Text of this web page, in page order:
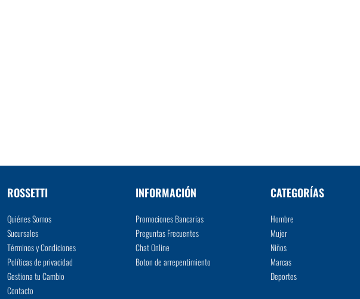
ROSSETTI
Quiénes Somos
Sucursales
Términos y Condiciones
Políticas de privacidad
Gestiona tu Cambio
Contacto
INFORMACIÓN
Promociones Bancarias
Preguntas Frecuentes
Chat Online
Boton de arrepentimiento
CATEGORÍAS
Hombre
Mujer
Niños
Marcas
Deportes